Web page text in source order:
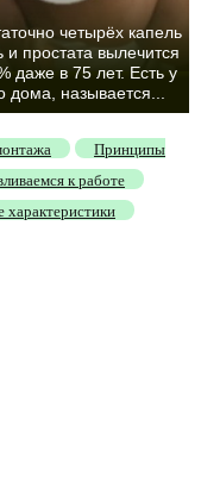
четырёх капель
и простата вылечится
даже в 75 лет. Есть у
дома, называется...
Принципы
к работе
характеристики